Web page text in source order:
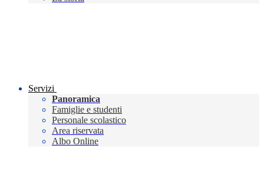
Servizi
Panoramica
Famiglie e studenti
Personale scolastico
Area riservata
Albo Online